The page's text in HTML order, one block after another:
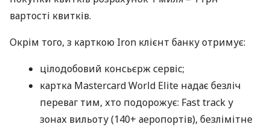
вартості квитків.
Окрім того, з карткою Iron клієнт банку отримує:
цілодобовий консьєрж сервіс;
картка Mastercard World Elite надає безліч
переваг тим, хто подорожує: Fast track у
зонах вильоту (140+ аеропортів), безлімітне